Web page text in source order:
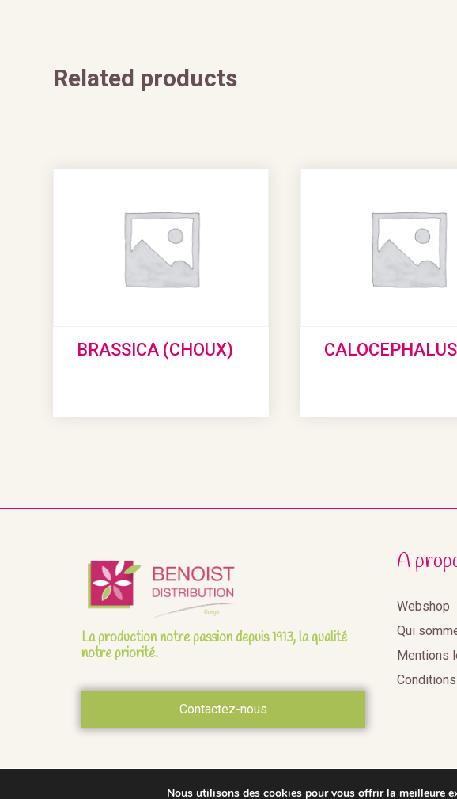
Related products
BRASSICA (CHOUX) CALOCEPHALUS
La production notre passion depuis 1913, la qualité
notre priorité.
Contactez-nous
A
Webshop
Qui
Mentions
Nous utilisons des cookies pour vous offrir la meilleure